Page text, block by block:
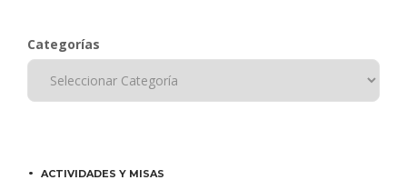
Categorías
ACTIVIDADES Y MISAS